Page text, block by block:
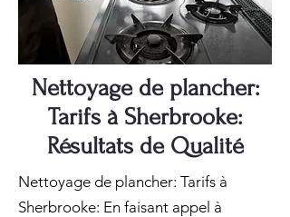
Nettoyage de plancher:
Tarifs à Sherbrooke:
Résultats de Qualité
Nettoyage de plancher: Tarifs à
Sherbrooke: En faisant appel à